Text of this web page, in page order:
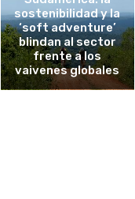
sostenibilidad y la
‘soft adventure’
blindan al sector
frente a los
vaivenes globales